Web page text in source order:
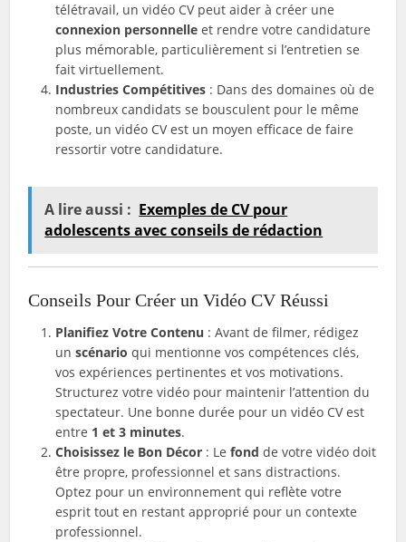
télétravail, un vidéo CV peut aider à créer une
connexion personnelle et rendre votre candidature
plus mémorable, particulièrement si l’entretien se
fait virtuellement.
Industries Compétitives : Dans des domaines où de
nombreux candidats se bousculent pour le même
poste, un vidéo CV est un moyen efficace de faire
ressortir votre candidature.
A lire aussi : Exemples de CV pour
adolescents avec conseils de rédaction
Conseils Pour Créer un Vidéo CV Réussi
Planifiez Votre Contenu : Avant de filmer, rédigez
unscénario qui mentionne vos compétences clés,
vos expériences pertinentes et vos motivations.
Structurez votre vidéo pour maintenir l’attention du
spectateur. Une bonne durée pour un vidéo CV est
entre 1 et 3 minutes.
Choisissez le Bon Décor : Lefond de votre vidéo doit
être propre, professionnel et sans distractions.
Optez pour un environnement qui reflète votre
esprit tout en restant approprié pour un contexte
professionnel.